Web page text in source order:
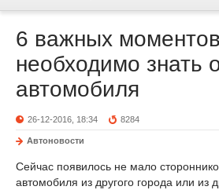
6 важных
необходимо знать
автомобиля
26-12-2016, 18:34 8284
Автоновости
Сейчас появилось не мало
автомобиля из другого города или из